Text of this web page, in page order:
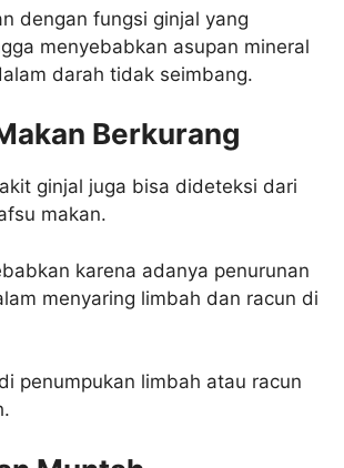
dengan fungsi ginjal yang
menyebabkan asupan mineral
darah tidak seimbang.
Berkurang
ginjal juga bisa dideteksi dari
makan.
karena adanya penurunan
menyaring limbah dan racun di
penumpukan limbah atau racun